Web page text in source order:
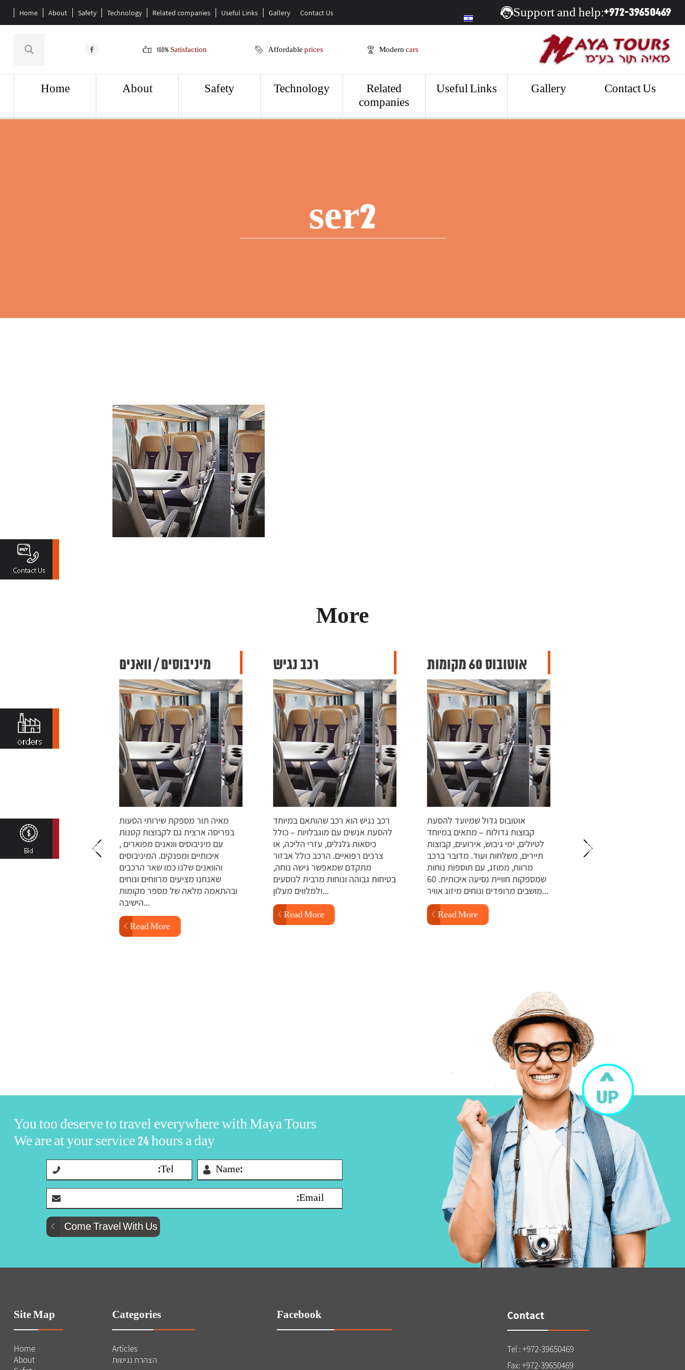
Home About Safety Technology Related companies Useful Links Gallery Contact Us Support and help:+972-39650469
100% Satisfaction Affordableprices Moderncars
Home About Safety Technology
Related
companies
Useful Links Gallery Contact Us
ser2
More
צי האוטובוסים של
כ-200 אוטובוסים
אשר יתאימו לכל
בכל כלי הרכב
מיניבוסים / וואנים
מאיה תור מספקת שירותי הסעות
בפריסה ארצית גם לקבוצות קטנות
עם מיניבוסים ווואנים מפוארים ,
איכותיים ומפנקים. המיניבוסים
והוואנים שלנו כמו שאר הרכבים
שאנחנו מציעים מרווחים ונוחים
ובהתאמה מלאה של מספר מקומות
הישיבה...
Read More
רכב נגיש
רכב נגיש הוא רכב שהותאם במיוחד
להסעת אנשים עם מוגבלויות – כולל
כיסאות גלגלים, עזרי הליכה, או
צרכים רפואיים. הרכב כולל אבזור
מתקדם שמאפשר גישה נוחה,
בטיחות גבוהה ונוחות מרבית לנוסעים
ולמלווים מעלון...
Read More
אוטובוס 60 מקומות
אוטובוס גדול שמיועד להסעת
קבוצות גדולות – מתאים במיוחד
לטיולים, ימי גיבוש, אירועים, קבוצות
תיירים, משלחות ועוד. מדובר ברכב
מרווח, ממוזג, עם תוספות נוחות
שמספקות חוויית נסיעה איכותית. 60
מושבים מרופדים ונוחים מיזוג אוויר...
Read More
יוקרתית, ולעיתים גם שירותים
מותאמים אישית. הוא מתאים
You too deserve to travel everywhere with Maya Tours
We are at your service 24 hours a day
Site Map
Home
About
Categories
Articles
הצהרת נגישות
Facebook Contact
Tel : +972-39650469
Fax: +972-39650469